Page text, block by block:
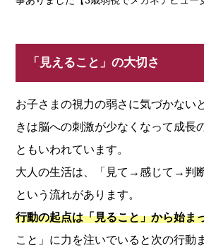
「見えること」の大切さ
お子さまの視力の弱さに気づかない
きは脳への刺激が少なくなって成長
ともいわれています。
大人の生活は、「見て→感じて→判
という流れがあります。
行動の起点は「見ること」から始ま
こと」に力を注いでいると次の行動